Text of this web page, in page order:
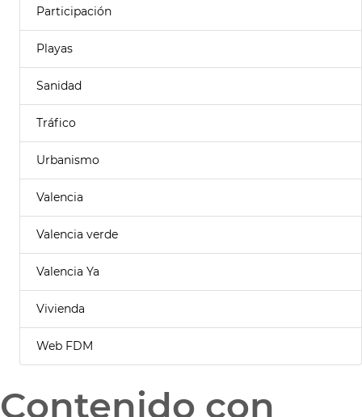
Participación
Playas
Sanidad
Tráfico
Urbanismo
Valencia
Valencia verde
Valencia Ya
Vivienda
Web FDM
Contenido con